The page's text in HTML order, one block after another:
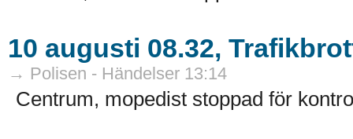
10 augusti 08.32,
→ Polisen - Händelser 13:14
Centrum, mopedist stoppad för